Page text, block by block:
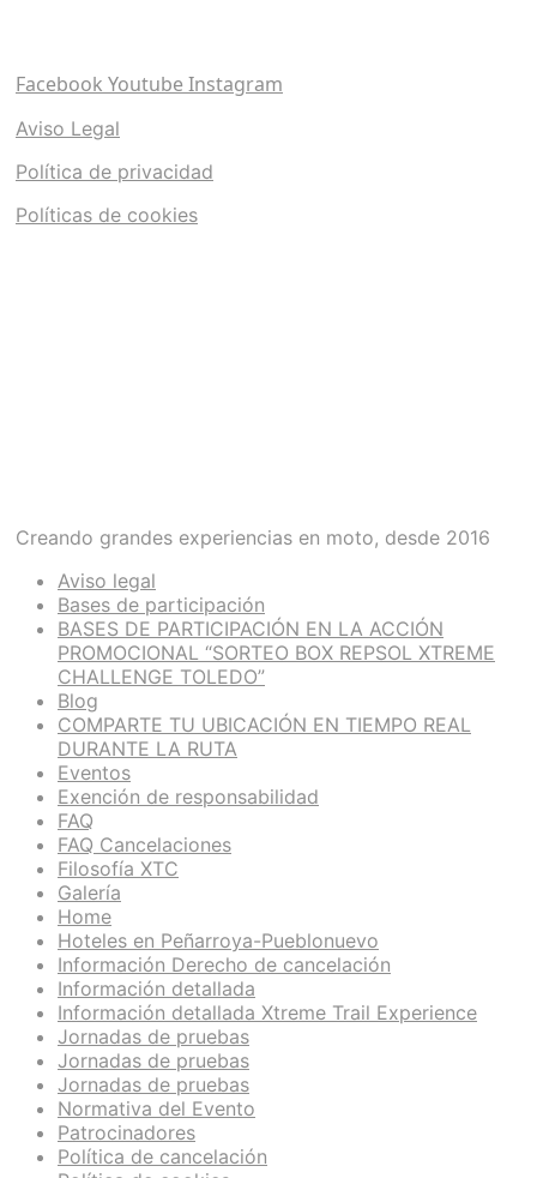
Facebook Youtube Instagram
Aviso Legal
Política de privacidad
Políticas de cookies
Creando grandes experiencias en moto, desde 2016
Aviso legal
Bases de participación
BASES DE PARTICIPACIÓN EN LA ACCIÓN
PROMOCIONAL “SORTEO BOX REPSOL XTREME
CHALLENGE TOLEDO”
Blog
COMPARTE TU UBICACIÓN EN TIEMPO REAL
DURANTE LA RUTA
Eventos
Exención de responsabilidad
FAQ
FAQ Cancelaciones
Filosofía XTC
Galería
Home
Hoteles en Peñarroya-Pueblonuevo
Información Derecho de cancelación
Información detallada
Información detallada Xtreme Trail Experience
Jornadas de pruebas
Jornadas de pruebas
Jornadas de pruebas
Normativa del Evento
Patrocinadores
Política de cancelación